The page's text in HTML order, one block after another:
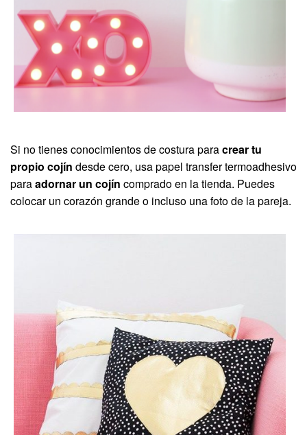
Si no tienes conocimientos de costura paracrear tu
propio cojín desde cero, usa papel transfer termoadhesivo
paraadornar un cojín comprado en la tienda. Puedes
colocar un corazón grande o incluso una foto de la pareja.